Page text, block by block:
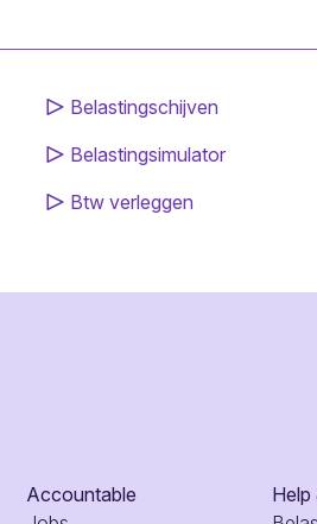
Belastingschijven
Belastingsimulator
Btw verleggen
Accountable
Help